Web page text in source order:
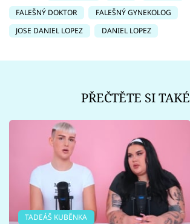
FALEŠNÝ DOKTOR
FALEŠNÝ GYNEKOLOG
JOSE DANIEL LOPEZ
DANIEL LOPEZ
PŘEČTĚTE SI TAKÉ
TADEÁŠ KUBĚNKA